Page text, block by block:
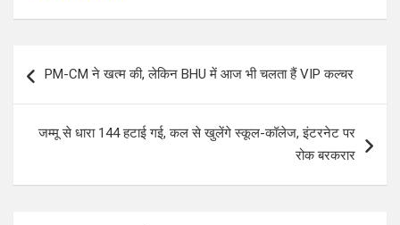
navigation
PM-CM ने खत्म की, लेकिन BHU में आज भी चलता हैं VIP कल्चर
जम्मू से धारा 144 हटाई गई, कल से खुलेंगे स्कूल-कॉलेज, इंटरनेट पर
रोक बरकरार